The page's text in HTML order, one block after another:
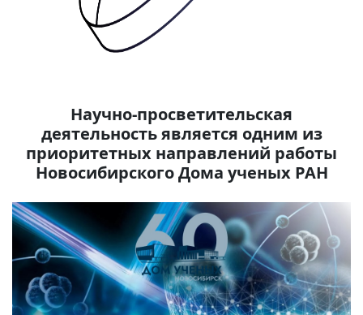
Научно-просветительская
деятельность является одним из
приоритетных направлений работы
Новосибирского Дома ученых РАН